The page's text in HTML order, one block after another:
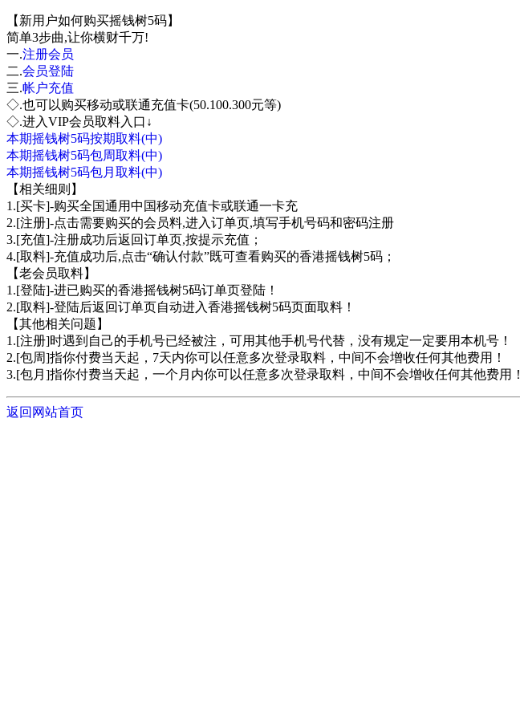
【新用户如何购买摇钱树5码】
简单3步曲,让你横财千万!
一.注册会员
二.会员登陆
三.帐户充值
◇.也可以购买移动或联通充值卡(50.100.300元等)
◇.进入VIP会员取料入口↓
本期摇钱树5码按期取料(中)
本期摇钱树5码包周取料(中)
本期摇钱树5码包月取料(中)
【相关细则】
1.[买卡]-购买全国通用中国移动充值卡或联通一卡充
2.[注册]-点击需要购买的会员料,进入订单页,填写手机号码和密码注册
3.[充值]-注册成功后返回订单页,按提示充值；
4.[取料]-充值成功后,点击“确认付款”既可查看购买的香港摇钱树5码；
【老会员取料】
1.[登陆]-进已购买的香港摇钱树5码订单页登陆！
2.[取料]-登陆后返回订单页自动进入香港摇钱树5码页面取料！
【其他相关问题】
1.[注册]时遇到自己的手机号已经被注，可用其他手机号代替，没有规定一定要用本机号！
2.[包周]指你付费当天起，7天内你可以任意多次登录取料，中间不会增收任何其他费用！
3.[包月]指你付费当天起，一个月内你可以任意多次登录取料，中间不会增收任何其他费用！
返回网站首页